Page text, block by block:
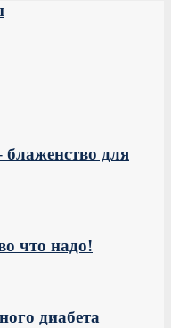
блаженство для
что надо!
диабета